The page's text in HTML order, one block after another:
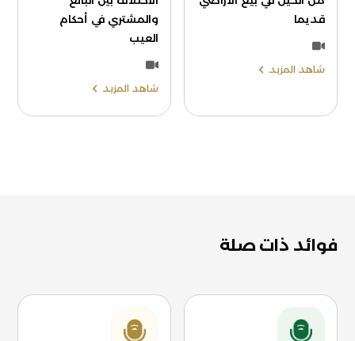
قديما
شاهد المزيد
والمشتري في أحكام
العيب
شاهد المزيد
فوائد ذات صلة